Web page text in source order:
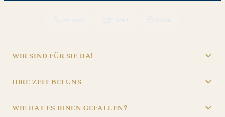
WIR SIND FÜR SIE DA!
Batteriegasse 3, 92224 Amberg
IHRE ZEIT BEI UNS
Mo – Fr 06:30 – 22:30
WIE HAT ES IHNEN GEFALLEN?